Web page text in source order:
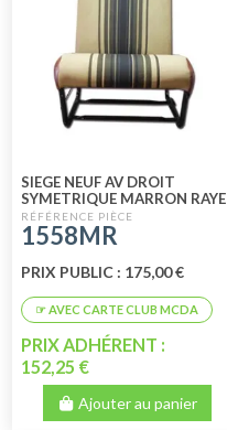
SIEGE NEUF AV DROIT
SYMETRIQUE MARRON RAYE
1558MR
PRIX PUBLIC : 175,00 €
PRIX ADHÉRENT :
152,25 €
Ajouter au panier